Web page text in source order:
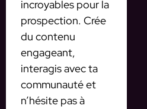
incroyables pour la
prospection. Crée
du contenu
engageant,
interagis avec ta
communauté et
n’hésite pas à